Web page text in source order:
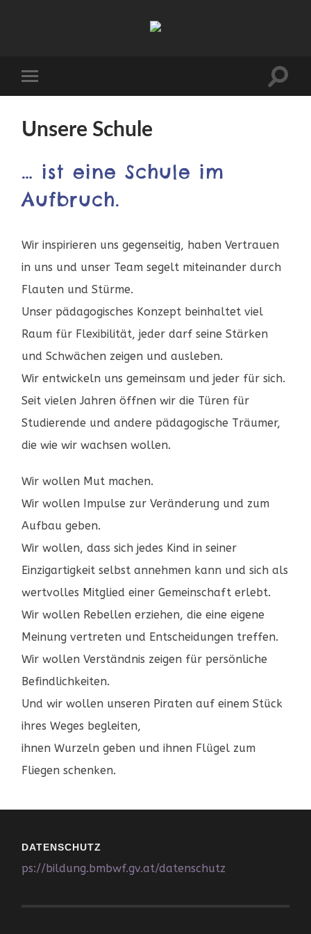
ein-/ausblenden
Suchfeld
Unsere Schule
… ist eine Schule im
Aufbruch.
Wir inspirieren uns gegenseitig, haben Vertrauen
in uns und unser Team segelt miteinander durch
Flauten und Stürme.
Unser pädagogisches Konzept beinhaltet viel
Raum für Flexibilität, jeder darf seine Stärken
und Schwächen zeigen und ausleben.
Wir entwickeln uns gemeinsam und jeder für sich.
Seit vielen Jahren öffnen wir die Türen für
Studierende und andere pädagogische Träumer,
die wie wir wachsen wollen.
Wir wollen Mut machen.
Wir wollen Impulse zur Veränderung und zum
Aufbau geben.
Wir wollen, dass sich jedes Kind in seiner
Einzigartigkeit selbst annehmen kann und sich als
wertvolles Mitglied einer Gemeinschaft erlebt.
Wir wollen Rebellen erziehen, die eine eigene
Meinung vertreten und Entscheidungen treffen.
Wir wollen Verständnis zeigen für persönliche
Befindlichkeiten.
Und wir wollen unseren Piraten auf einem Stück
ihres Weges begleiten,
ihnen Wurzeln geben und ihnen Flügel zum
Fliegen schenken.
DATENSCHUTZ
ps://bildung.bmbwf.gv.at/datenschutz